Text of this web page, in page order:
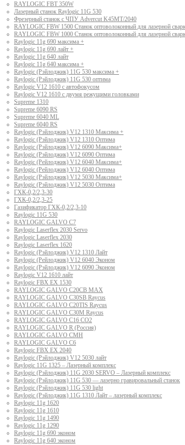
RAYLOGIC FBT 350W
Лазерный станок Raylogic 11G 530
Фрезерный станок с ЧПУ Advercut K45MT/2040
RAYLOGIC FBW 1500 Станок оптоволоконный для лазерной
RAYLOGIC FBW 1000 Станок оптоволоконный для лазерной
Raylogic 11g 690 максима +
Raylogic 11g 690 лайт +
Raylogic 11g 640 лайт
Raylogic 11g 640 максима +
Raylogic (Рэйлоджик) 11G 530 максима +
Raylogic (Рэйлоджик) 11G 530 оптима
Raylogic V12 1610 с автофокусом
Raylogic V12 1610 с двумя режущими головками
Supreme 1310
Supreme 6090 RS
Supreme 6040 ML
Supreme 6040 RS
Raylogic (Рэйлоджик) V12 1310 Максима +
Raylogic (Рэйлоджик) V12 1310 Оптима
Raylogic (Рэйлоджик) V12 6090 Максима+
Raylogic (Рэйлоджик) V12 6090 Оптима
Raylogic (Рейлоджик) V12 6040 Максима+
Raylogic (Рейлоджик) V12 6040 Оптима
Raylogic (Рэйлоджик) V12 5030 Максима+
Raylogic (Рэйлоджик) V12 5030 Оптима
ГХК-0,2/2,3-30
ГХК-0,2/2,3-25
Газификатор ГХК-0,2/2,3-10
Raylogic 11G 530
RAYLOGIC GALVO С7
Raylogic Laserflex 2030 Servo
Raylogic Laserflex 2030
Raylogic Laserflex 1620
Raylogic (Рэйлоджик) V12 1310 Лайт
Raylogic (Рейлоджик) V12 6040 Эконом
Raylogic (Рэйлоджик) V12 6090 Эконом
Raylogic V12 1610 лайт
Raylogic FBX EX 1530
RAYLOGIC GALVO С20CB MAX
RAYLOGIC GALVO С30SB Raycus
RAYLOGIC GALVO C20TIS Raycus
RAYLOGIC GALVO С30M Raycus
RAYLOGIC GALVO С16 CO2
RAYLOGIC GALVO R (Россия)
RAYLOGIC GALVO CMH
RAYLOGIC GALVO С6
Raylogic FBX EX 2040
Raylogic (Рэйлоджик) V12 5030 лайт
Raylogic 11G 1325 – Лазерный комплекс
Raylogic (Рэйлоджик) 11G 2030 SERVO – Лазерный комплекс
Raylogic (Рэйлоджик) 11G 530 — лазерно гравировальный станок
Raylogic (Рэйлоджик) 11G 530 light
Raylogic (Рэйлоджик) 11G 1310 Лайт – лазерный комплекс
Raylogic 11g 1620
Raylogic 11g 1610
Raylogic 11g 1490
Raylogic 11g 1290
Raylogic 11g 690 эконом
Raylogic 11g 640 эконом